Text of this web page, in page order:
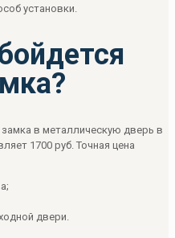
установки.
в металлическую дверь в
1700 руб. Точная цена
двери.